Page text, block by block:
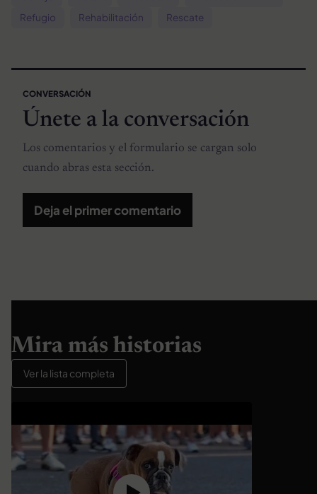
Refugio
Rehabilitación Rescate
CONVERSACIÓN
Únete a la conversación
Los comentarios y el formulario se cargan solo
cuando abras esta sección.
Deja el primer comentario
Mira más historias
Ver la lista completa